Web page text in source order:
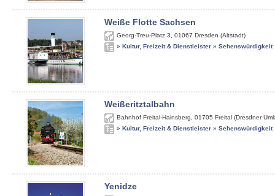
Weiße Flotte Sachsen
Georg-Treu-Platz 3 01067 Dresden (Altstadt)
» Kultur, Freizeit & Dienstleister » Sehenswürdigkeit
Weißeritztalbahn
Bahnhof Freital-Hainsberg 01705 Freital (Dresdner
» Kultur, Freizeit & Dienstleister » Sehenswürdigkeit
Yenidze